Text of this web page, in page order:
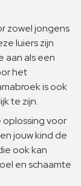
zowel jongens
luiers zijn
aan als een
het
is ook
te zijn.
voor
jouw kind de
ook kan
en schaamte